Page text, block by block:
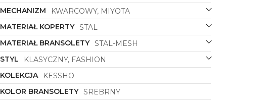
MECHANIZM
KWARCOWY, MIYOTA
MATERIAŁ KOPERTY STAL
MATERIAŁ BRANSOLETY STAL-MESH
STYL
KLASYCZNY, FASHION
KOLEKCJA
KESSHO
KOLOR BRANSOLETY SREBRNY